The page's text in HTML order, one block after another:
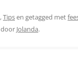
,Tipsen getagged met
door Jolanda.